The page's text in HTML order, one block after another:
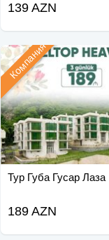
139 AZN
Тур Губа Гусар Лаза
Компания
189 AZN